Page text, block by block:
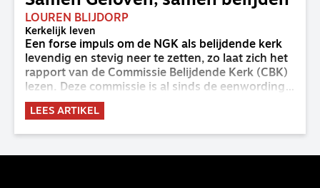
LOUREN BLIJDORP
Kerkelijk leven
Een forse impuls om de NGK als belijdende kerk
levendig en stevig neer te zetten, zo laat zich het
rapport van de Commissie Belijdende Kerk (CBK)
lezen. Deze commissie is al sinds de eenwording
van de GKv en NGK actief en kreeg van de
synode van Deventer in 2023 de opdracht om
belijdenis en bij te dragen aan de verlevendiging
LEES ARTIKEL